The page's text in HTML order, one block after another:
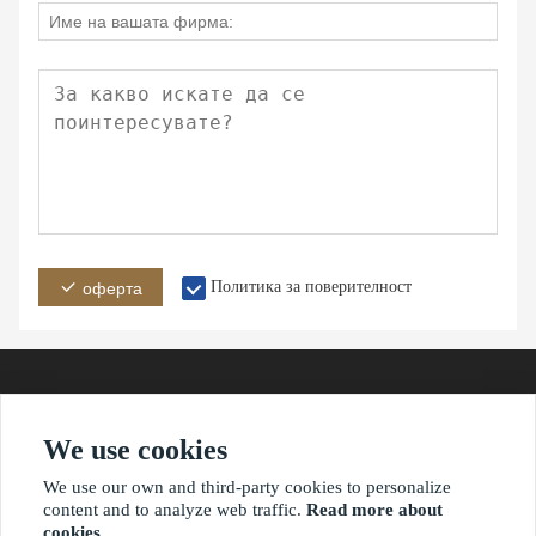
оферта Политика за поверителност
адрес
We use cookies
We use our own and third-party cookies to personalize
content and to analyze web traffic. Read more about